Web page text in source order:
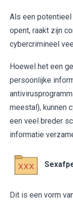
Als een
opent, raakt zijn
cybercrimineel
Hoewel het een
persoonlijke
meestal), kunnen
een veel breder
informatie
Dit is een vorm